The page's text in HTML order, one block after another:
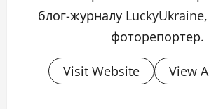
блог-журналу
фоторепортер.
Visit Website View